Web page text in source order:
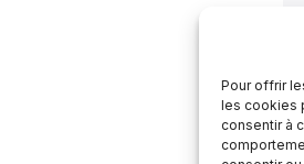
Pour offrir
les cookies
consentir à